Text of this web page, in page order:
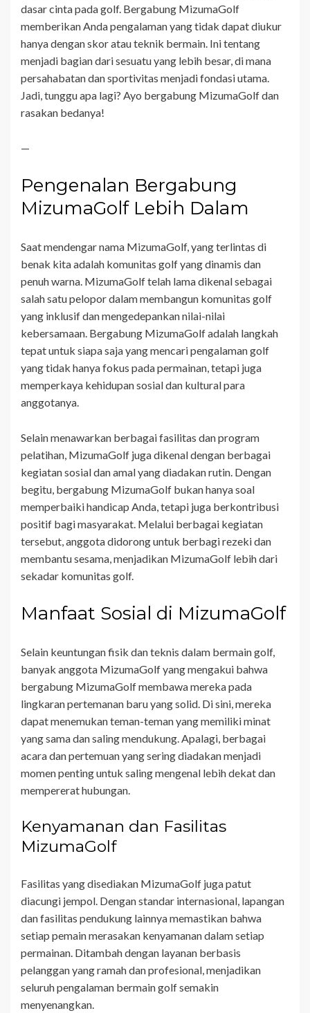
dasar cinta pada golf. Bergabung MizumaGolf
memberikan Anda pengalaman yang tidak dapat diukur
hanya dengan skor atau teknik bermain. Ini tentang
menjadi bagian dari sesuatu yang lebih besar, di mana
persahabatan dan sportivitas menjadi fondasi utama.
Jadi, tunggu apa lagi? Ayo bergabung MizumaGolf dan
rasakan bedanya!
—
Pengenalan Bergabung
MizumaGolf Lebih Dalam
Saat mendengar nama MizumaGolf, yang terlintas di
benak kita adalah komunitas golf yang dinamis dan
penuh warna. MizumaGolf telah lama dikenal sebagai
salah satu pelopor dalam membangun komunitas golf
yang inklusif dan mengedepankan nilai-nilai
kebersamaan. Bergabung MizumaGolf adalah langkah
tepat untuk siapa saja yang mencari pengalaman golf
yang tidak hanya fokus pada permainan, tetapi juga
memperkaya kehidupan sosial dan kultural para
anggotanya.
Selain menawarkan berbagai fasilitas dan program
pelatihan, MizumaGolf juga dikenal dengan berbagai
kegiatan sosial dan amal yang diadakan rutin. Dengan
begitu, bergabung MizumaGolf bukan hanya soal
memperbaiki handicap Anda, tetapi juga berkontribusi
positif bagi masyarakat. Melalui berbagai kegiatan
tersebut, anggota didorong untuk berbagi rezeki dan
membantu sesama, menjadikan MizumaGolf lebih dari
sekadar komunitas golf.
Manfaat Sosial di MizumaGolf
Selain keuntungan fisik dan teknis dalam bermain golf,
banyak anggota MizumaGolf yang mengakui bahwa
bergabung MizumaGolf membawa mereka pada
lingkaran pertemanan baru yang solid. Di sini, mereka
dapat menemukan teman-teman yang memiliki minat
yang sama dan saling mendukung. Apalagi, berbagai
acara dan pertemuan yang sering diadakan menjadi
momen penting untuk saling mengenal lebih dekat dan
mempererat hubungan.
Kenyamanan dan Fasilitas
MizumaGolf
Fasilitas yang disediakan MizumaGolf juga patut
diacungi jempol. Dengan standar internasional, lapangan
dan fasilitas pendukung lainnya memastikan bahwa
setiap pemain merasakan kenyamanan dalam setiap
permainan. Ditambah dengan layanan berbasis
pelanggan yang ramah dan profesional, menjadikan
seluruh pengalaman bermain golf semakin
menyenangkan.